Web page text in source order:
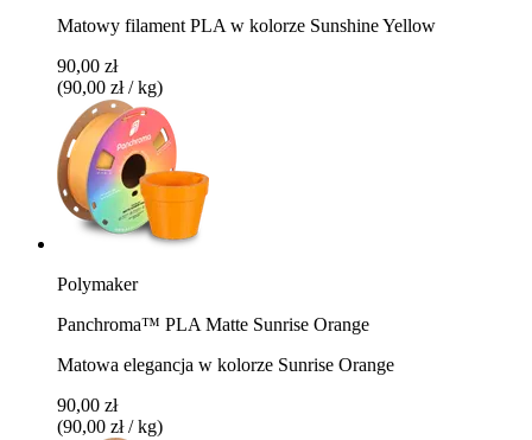
Matowy filament PLA w kolorze Sunshine Yellow
90,00 zł
(90,00 zł / kg)
Polymaker
Panchroma™ PLA Matte Sunrise Orange
Matowa elegancja w kolorze Sunrise Orange
90,00 zł
(90,00 zł / kg)